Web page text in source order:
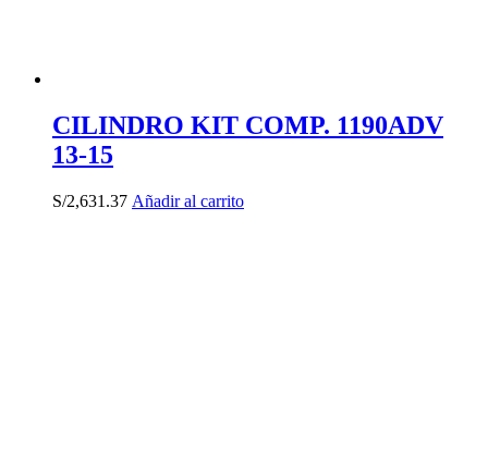
CILINDRO KIT COMP. 1190ADV
13-15
S/2,631.37 Añadir al carrito